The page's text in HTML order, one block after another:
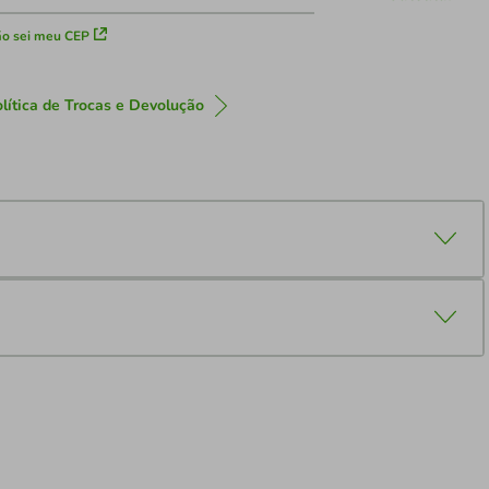
sei meu CEP
de Trocas e Devolução